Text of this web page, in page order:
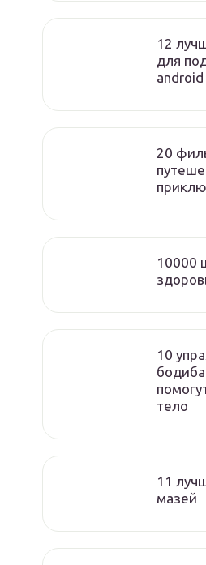
12
для
20
10000
10
тело
11
мазей